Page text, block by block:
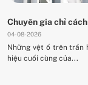
Chuyên gia chỉ
04-08-2026
Những vệt ố trên trần
hiệu cuối cùng của...